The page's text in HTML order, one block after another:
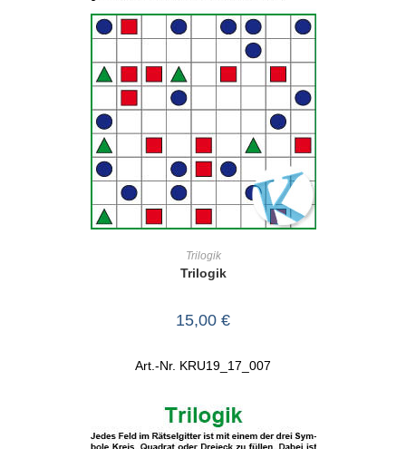
Trilogik
Trilogik
15,00 €
Art.-Nr. KRU19_17_007